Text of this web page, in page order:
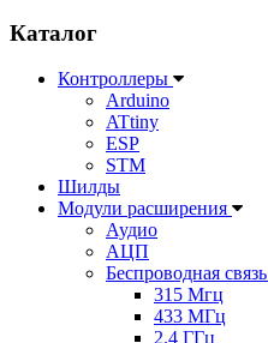
Каталог
Контроллеры
Arduino
ATtiny
ESP
STM
Шилды
Модули расширения
Аудио
АЦП
Беспроводная связь
315 Мгц
433 МГц
2.4 ГГц